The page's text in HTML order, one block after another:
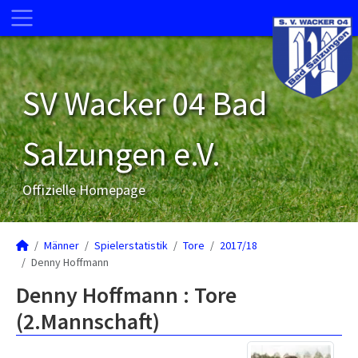
SV Wacker 04 Bad
Salzungen e.V.
Offizielle Homepage
Männer Spielerstatistik Tore
2017/18
Denny Hoffmann
Denny Hoffmann : Tore
(2.Mannschaft)